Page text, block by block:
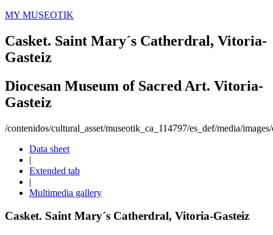
MY MUSEOTIK
Casket. Saint Mary´s Catherdral, Vitoria-
Gasteiz
Diocesan Museum of Sacred Art. Vitoria-
Gasteiz
/contenidos/cultural_asset/museotik_ca_114797/es_def/media/
Data sheet
|
Extended tab
|
Multimedia gallery
Casket. Saint Mary´s Catherdral, Vitoria-Gasteiz